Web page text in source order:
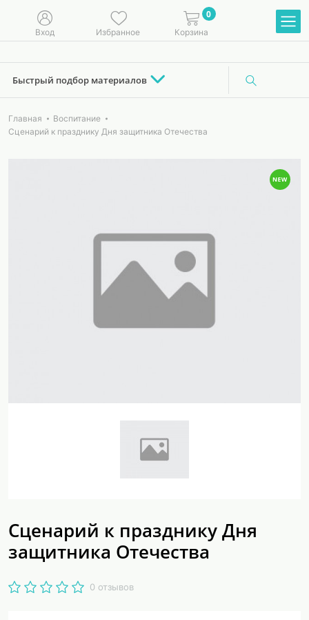
Вход Избранное
0
Корзина
Быстрый подбор материалов
Главная
Воспитание
Сценарий к празднику Дня защитника Отечества
Сценарий к празднику Дня
защитника Отечества
0 отзывов